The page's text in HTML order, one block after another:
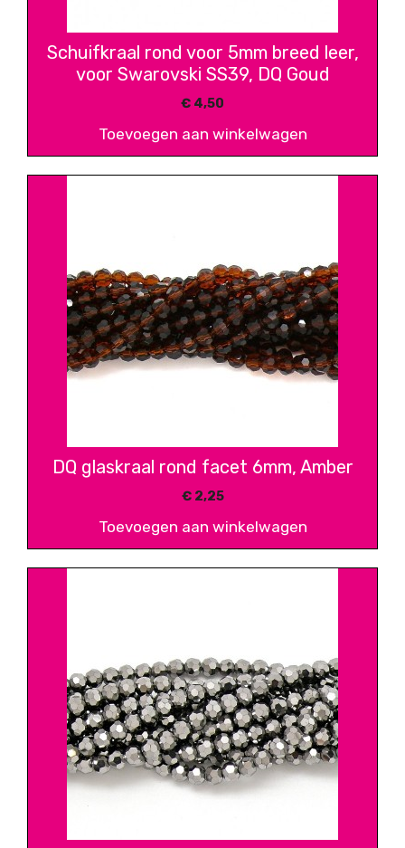
Schuifkraal rond voor 5mm breed leer,
voor Swarovski SS39, DQ Goud
€ 4,50
Toevoegen aan winkelwagen
DQ glaskraal rond facet 6mm, Amber
€2,25
Toevoegen aan winkelwagen